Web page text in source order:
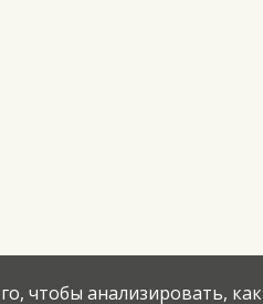
чтобы анализировать,